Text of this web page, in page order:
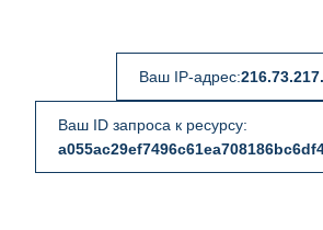
Ваш IP-адрес:
Ваш ID запроса к ресурсу: